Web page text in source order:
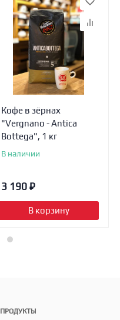
Кофе в зёрнах
"Vergnano - Antica
Bottega", 1 кг
В наличии
3 190 ₽
В корзину
ПРОДУКТЫ